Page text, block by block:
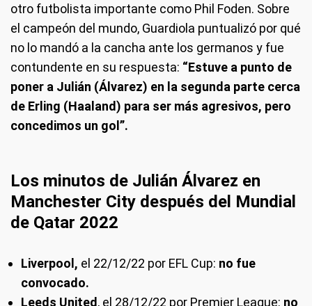
otro futbolista importante como Phil Foden. Sobre
el campeón del mundo, Guardiola puntualizó por qué
no lo mandó a la cancha ante los germanos y fue
contundente en su respuesta: “Estuve a punto de
poner a Julián (Álvarez) en la segunda parte cerca
de Erling (Haaland) para ser más agresivos, pero
concedimos un gol”.
Los minutos de Julián Álvarez en
Manchester City después del Mundial
de Qatar 2022
Liverpool, el 22/12/22 por EFL Cup: no fue
convocado.
Leeds United, el 28/12/22 por Premier League: no